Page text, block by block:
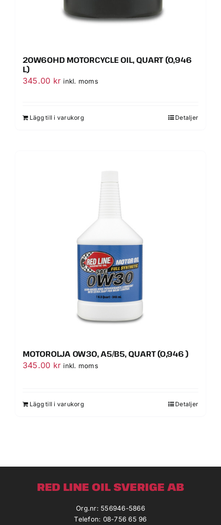
20W60HD MOTORCYCLE OIL, QUART (0,946
L)
345.00 kr inkl. moms
Lägg till i varukorg Detaljer
MOTOROLJA 0W30, A5/B5, QUART (0,946 )
345.00 kr inkl. moms
Lägg till i varukorg Detaljer
RED LINE OIL SVERIGE AB
Org.nr: 556946-5866
Telefon: 08-756 65 96